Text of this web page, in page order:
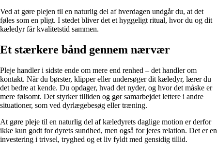
Ved at gøre plejen til en naturlig del af hverdagen undgår du, at det
føles som en pligt. I stedet bliver det et hyggeligt ritual, hvor du og dit
kæledyr får kvalitetstid sammen.
Et stærkere bånd gennem nærvær
Pleje handler i sidste ende om mere end renhed – det handler om
kontakt. Når du børster, klipper eller undersøger dit kæledyr, lærer du
det bedre at kende. Du opdager, hvad det nyder, og hvor det måske er
mere følsomt. Det styrker tilliden og gør samarbejdet lettere i andre
situationer, som ved dyrlægebesøg eller træning.
At gøre pleje til en naturlig del af kæledyrets daglige motion er derfor
ikke kun godt for dyrets sundhed, men også for jeres relation. Det er en
investering i trivsel, tryghed og et liv fyldt med gensidig tillid.